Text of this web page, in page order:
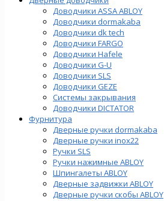
Доводчики ASSA ABLOY
Доводчики dormakaba
Доводчики dk tech
Доводчики FARGO
Доводчики Hafele
Доводчики G-U
Доводчики SLS
Доводчики GEZE
Cистемы закрывания
Доводчики DICTATOR
Фурнитура
Дверные ручки dormakaba
Дверные ручки inox22
Ручки SLS
Ручки нажимные ABLOY
Шпингалеты ABLOY
Дверные задвижки ABLOY
Дверные ручки скобы ABLOY